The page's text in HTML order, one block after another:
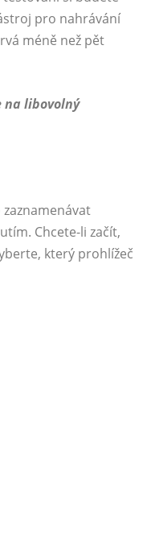
pro nahrávání
méně než pět
na libovolný
Chcete-li začít,
který prohlížeč